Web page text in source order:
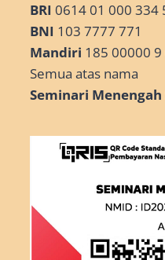
BRI 0614 01 000 334
BNI 103 7777 771
Mandiri 185 00000
Semua atas nama
Seminari